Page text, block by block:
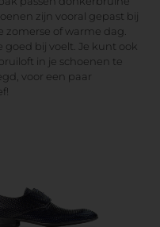
zijn vooral gepast bij
zomerse of warme dag.
bij voelt. Je kunt ook
in je schoenen te
voor een paar